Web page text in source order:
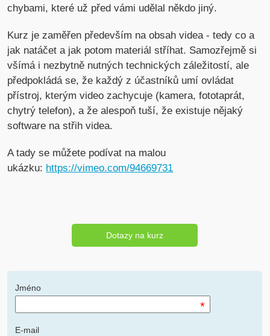
chybami, které už před vámi udělal někdo jiný.
Kurz je zaměřen především na obsah videa - tedy co a
jak natáčet a jak potom materiál stříhat. Samozřejmě si
všímá i nezbytně nutných technických záležitostí, ale
předpokládá se, že každý z účastníků umí ovládat
přístroj, kterým video zachycuje (kamera, fototaprát,
chytrý telefon), a že alespoň tuší, že existuje nějaký
software na střih videa.
A tady se můžete podívat na malou
ukázku: https://vimeo.com/94669731
Dotazy na kurz
Jméno
*
E-mail